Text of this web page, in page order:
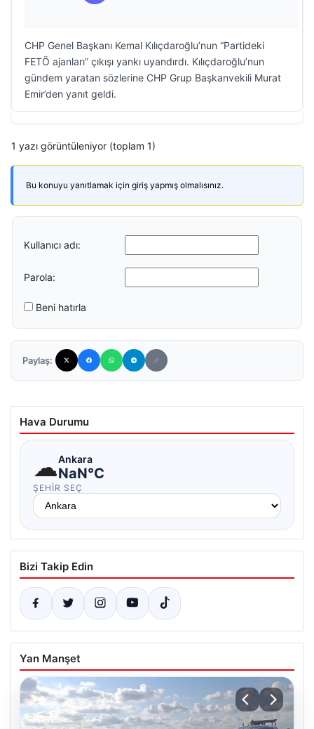
CHP Genel Başkanı Kemal Kılıçdaroğlu’nun “Partideki
FETÖ ajanları” çıkışı yankı uyandırdı. Kılıçdaroğlu’nun
gündem yaratan sözlerine CHP Grup Başkanvekili Murat
Emir’den yanıt geldi.
1 yazı görüntüleniyor (toplam 1)
Bu konuyu yanıtlamak için giriş yapmış olmalısınız.
Kullanıcı adı:
Parola:
Beni hatırla
Paylaş:
Hava Durumu
☁Ankara
NaN°C
ŞEHIR SEÇ
Bizi Takip Edin
Yan Manşet